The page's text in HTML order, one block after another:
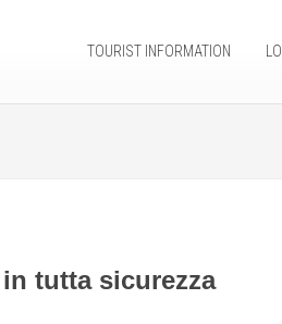
TOURIST INFORMATION
tutta sicurezza